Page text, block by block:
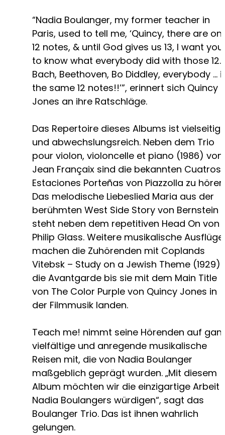
“Nadia Boulanger, my former teacher in
Paris, used to tell me, ‘Quincy, there are
12 notes, & until God gives us 13, I want you
to know what everybody did with those 12.
Bach, Beethoven, Bo Diddley, everybody ...
the same 12 notes!!’”, erinnert sich Quincy
Jones an ihre Ratschläge.
Das Repertoire dieses Albums ist vielseitig
und abwechslungsreich. Neben dem Trio
pour violon, violoncelle et piano (1986) von
Jean Françaix sind die bekannten Cuatros
Estaciones Porteñas von Piazzolla zu
Das melodische Liebeslied Maria aus der
berühmten West Side Story von Bernstein
steht neben dem repetitiven Head On von
Philip Glass. Weitere musikalische Ausflüge
machen die Zuhörenden mit Coplands
Vitebsk – Study on a Jewish Theme (1929)
die Avantgarde bis sie mit dem Main Title
von The Color Purple von Quincy Jones in
der Filmmusik landen.
Teach me! nimmt seine Hörenden auf
vielfältige und anregende musikalische
Reisen mit, die von Nadia Boulanger
maßgeblich geprägt wurden. „Mit diesem
Album möchten wir die einzigartige Arbeit
Nadia Boulangers würdigen“, sagt das
Boulanger Trio. Das ist ihnen wahrlich
gelungen.